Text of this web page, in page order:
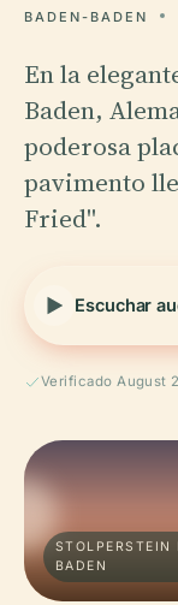
BADEN-BADEN
En la
Baden,
poderosa
pavimento
Fried".
Escuchar
Verificado August
STOLPERSTEIN
BADEN